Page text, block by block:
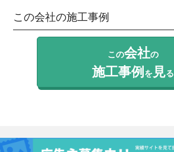
この会社の施工事例
この会社の
施工事例を 見る